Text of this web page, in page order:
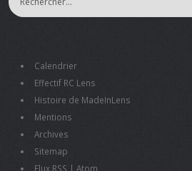
Calendrier
Effectif RC Lens
Histoire de MadeInLens
Mentions
Archives
Sitemap
Flux RSS | Atom